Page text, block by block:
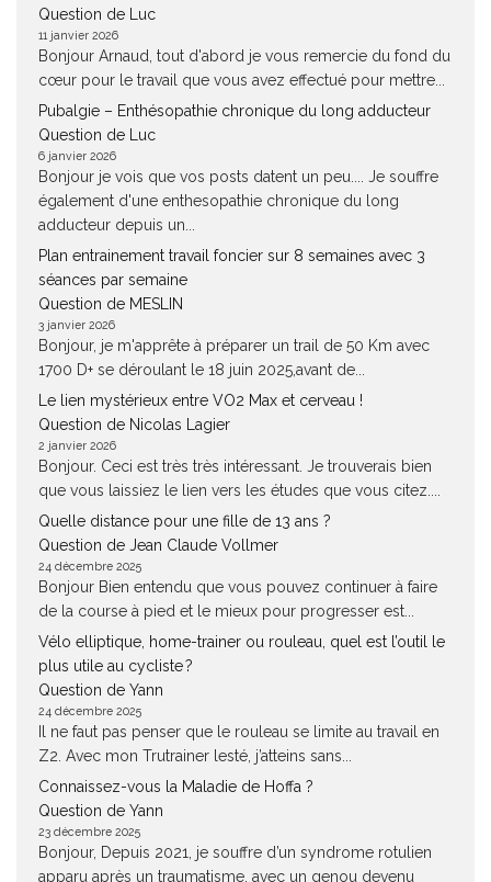
Question de Luc
11 janvier 2026
Bonjour Arnaud, tout d'abord je vous remercie du fond du
cœur pour le travail que vous avez effectué pour mettre...
Pubalgie – Enthésopathie chronique du long adducteur
Question de Luc
6 janvier 2026
Bonjour je vois que vos posts datent un peu.... Je souffre
également d'une enthesopathie chronique du long
adducteur depuis un...
Plan entrainement travail foncier sur 8 semaines avec 3
séances par semaine
Question de MESLIN
3 janvier 2026
Bonjour, je m'apprête à préparer un trail de 50 Km avec
1700 D+ se déroulant le 18 juin 2025,avant de...
Le lien mystérieux entre VO2 Max et cerveau !
Question de Nicolas Lagier
2 janvier 2026
Bonjour. Ceci est très très intéressant. Je trouverais bien
que vous laissiez le lien vers les études que vous citez....
Quelle distance pour une fille de 13 ans ?
Question de Jean Claude Vollmer
24 décembre 2025
Bonjour Bien entendu que vous pouvez continuer à faire
de la course à pied et le mieux pour progresser est...
Vélo elliptique, home-trainer ou rouleau, quel est l’outil le
plus utile au cycliste ?
Question de Yann
24 décembre 2025
Il ne faut pas penser que le rouleau se limite au travail en
Z2. Avec mon Trutrainer lesté, j’atteins sans...
Connaissez-vous la Maladie de Hoffa ?
Question de Yann
23 décembre 2025
Bonjour, Depuis 2021, je souffre d’un syndrome rotulien
apparu après un traumatisme, avec un genou devenu